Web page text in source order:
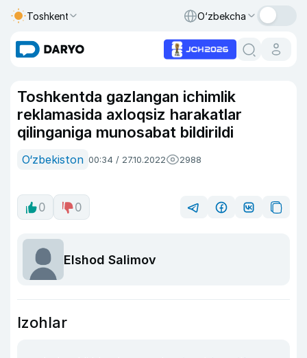
Toshkent O‘zbekcha
Toshkentda gazlangan ichimlik
reklamasida axloqsiz harakatlar
qilinganiga munosabat bildirildi
O‘zbekiston 00:34 / 27.10.2022 2988
0 0
Elshod Salimov
Izohlar